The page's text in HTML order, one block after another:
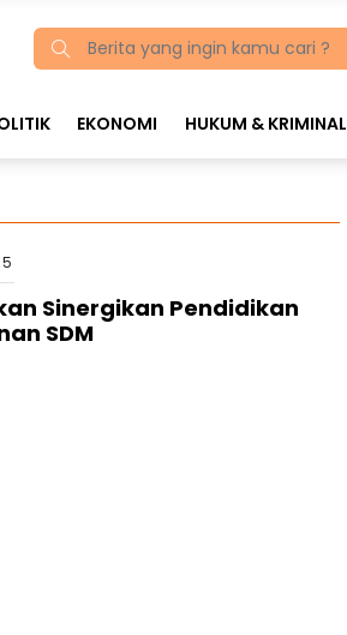
EKONOMI HUKUM & KRIMINAL
Sinergikan Pendidikan
SDM